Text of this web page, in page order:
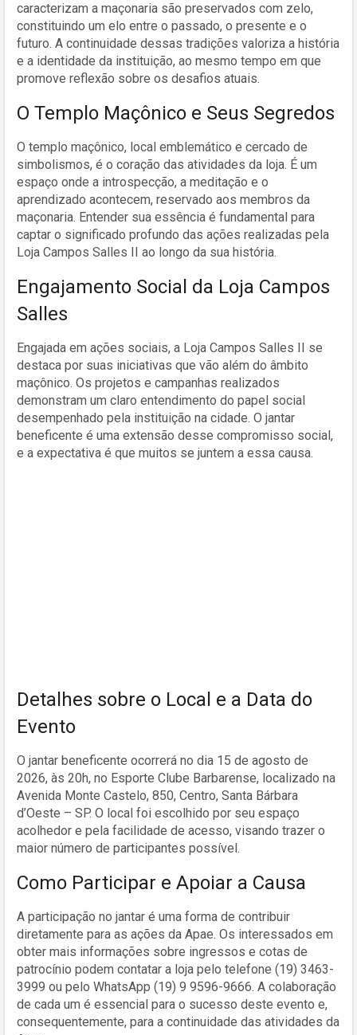
caracterizam a maçonaria são preservados com zelo,
constituindo um elo entre o passado, o presente e o
futuro. A continuidade dessas tradições valoriza a história
e a identidade da instituição, ao mesmo tempo em que
promove reflexão sobre os desafios atuais.
O Templo Maçônico e Seus Segredos
O templo maçônico, local emblemático e cercado de
simbolismos, é o coração das atividades da loja. É um
espaço onde a introspecção, a meditação e o
aprendizado acontecem, reservado aos membros da
maçonaria. Entender sua essência é fundamental para
captar o significado profundo das ações realizadas pela
Loja Campos Salles II ao longo da sua história.
Engajamento Social da Loja Campos
Salles
Engajada em ações sociais, a Loja Campos Salles II se
destaca por suas iniciativas que vão além do âmbito
maçônico. Os projetos e campanhas realizados
demonstram um claro entendimento do papel social
desempenhado pela instituição na cidade. O jantar
beneficente é uma extensão desse compromisso social,
e a expectativa é que muitos se juntem a essa causa.
Detalhes sobre o Local e a Data do
Evento
O jantar beneficente ocorrerá no dia 15 de agosto de
2026, às 20h, no Esporte Clube Barbarense, localizado na
Avenida Monte Castelo, 850, Centro, Santa Bárbara
d’Oeste – SP. O local foi escolhido por seu espaço
acolhedor e pela facilidade de acesso, visando trazer o
maior número de participantes possível.
Como Participar e Apoiar a Causa
A participação no jantar é uma forma de contribuir
diretamente para as ações da Apae. Os interessados em
obter mais informações sobre ingressos e cotas de
patrocínio podem contatar a loja pelo telefone (19) 3463-
3999 ou pelo WhatsApp (19) 9 9596-9666. A colaboração
de cada um é essencial para o sucesso deste evento e,
consequentemente, para a continuidade das atividades da